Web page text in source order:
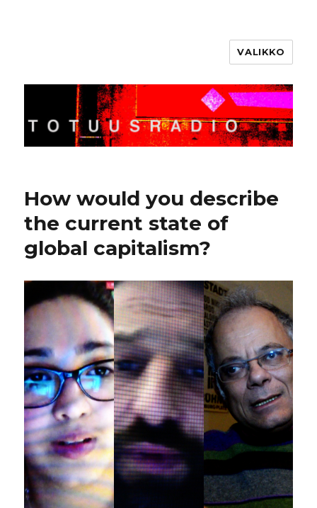
VALIKKO
How would you describe
the current state of
global capitalism?